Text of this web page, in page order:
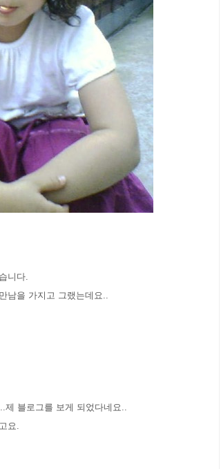
니다.
남을 가지고 그랬는데요..
제 블로그를 보게 되었다네요..
요.